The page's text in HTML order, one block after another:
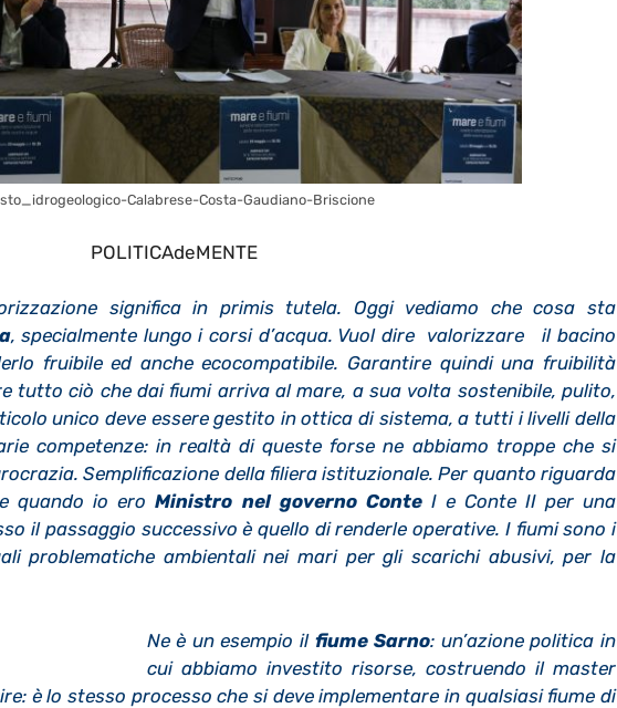
Calabrese-Costa-Gaudiano-Briscione
POLITICAdeMENTE
significa in primis tutela. Oggi vediamo che cosa sta
, specialmente lungo i corsi d’acqua. Vuol dire valorizzare il bacino
fruibile ed anche ecocompatibile. Garantire quindi una fruibilità
tutto ciò che dai fiumi arriva al mare, a sua volta sostenibile, pulito,
unico deve essere gestito in ottica di sistema, a tutti i livelli della
competenze: in realtà di queste forse ne abbiamo troppe che si
Semplificazione della filiera istituzionale. Per quanto riguarda
quando io eroMinistro nel governo ConteI e Conte II per una
il passaggio successivo è quello di renderle operative. I fiumi sono i
problematiche ambientali nei mari per gli scarichi abusivi, per la
Ne è un esempio il fiume Sarno: un’azione politica in
cui abbiamo investito risorse, costruendo il master
è lo stesso processo che si deve implementare in qualsiasi fiume di